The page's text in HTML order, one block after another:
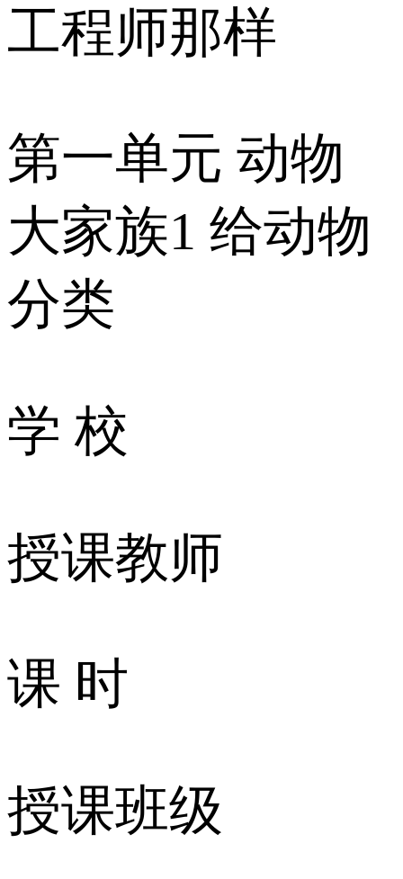
工程师那样
第一单元 动物
大家族1 给动物
分类
学 校
授课教师
课 时
授课班级